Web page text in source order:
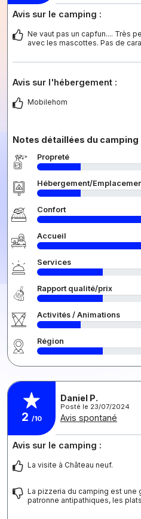
Avis sur le camping :
Ne vaut pas un capfun.... Très
avec les mascottes. Pas de
Avis sur l'hébergement :
Mobilehom
Notes détaillées du camping
Propreté
Hébergement/
Confort
Accueil
Services
Rapport qualité/prix
Activités / Animations
Région
2 /10
Daniel P.
Posté le 23/07/2024
Avis spontané
Avis sur le camping :
La visite à Château neuf.
La pizzeria du camping est une
patronne antipathiques, les